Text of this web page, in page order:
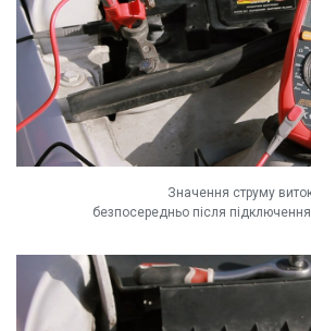
Значення струму
безпосередньо після